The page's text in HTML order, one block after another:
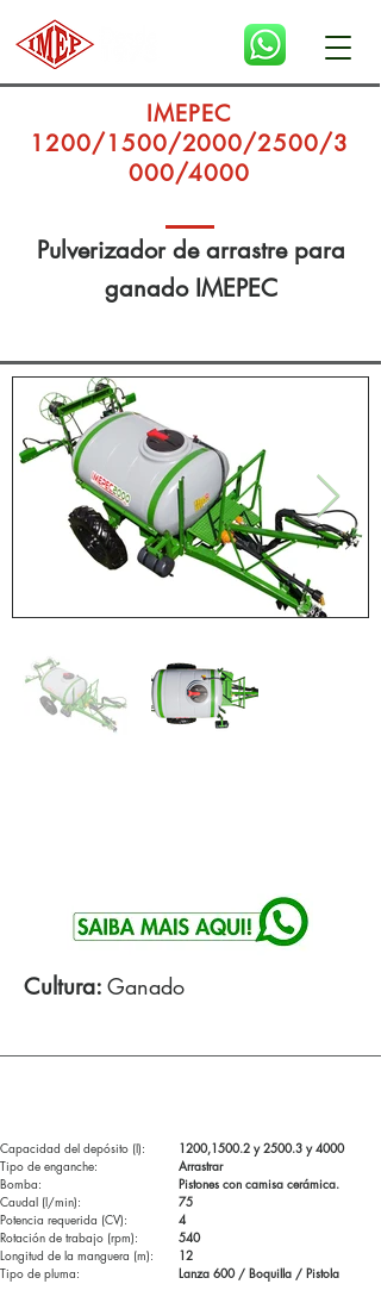
IMEPEC
1200/1500/2000/2500/3
000/4000
Pulverizador de arrastre para
ganado IMEPEC
Cultura: Ganado
Capacidad del depósito (l):
Tipo de enganche:
Bomba:
Caudal (l/min):
Potencia requerida (CV):
Rotación de trabajo (rpm):
Longitud de la manguera (m):
Tipo de pluma:
1200,1500.2 y 2500.3 y 4000
Arrastrar
Pistones con camisa cerámica.
75
4
540
12
Lanza 600 / Boquilla / Pistola